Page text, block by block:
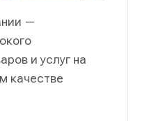
—
и услуг на
качестве